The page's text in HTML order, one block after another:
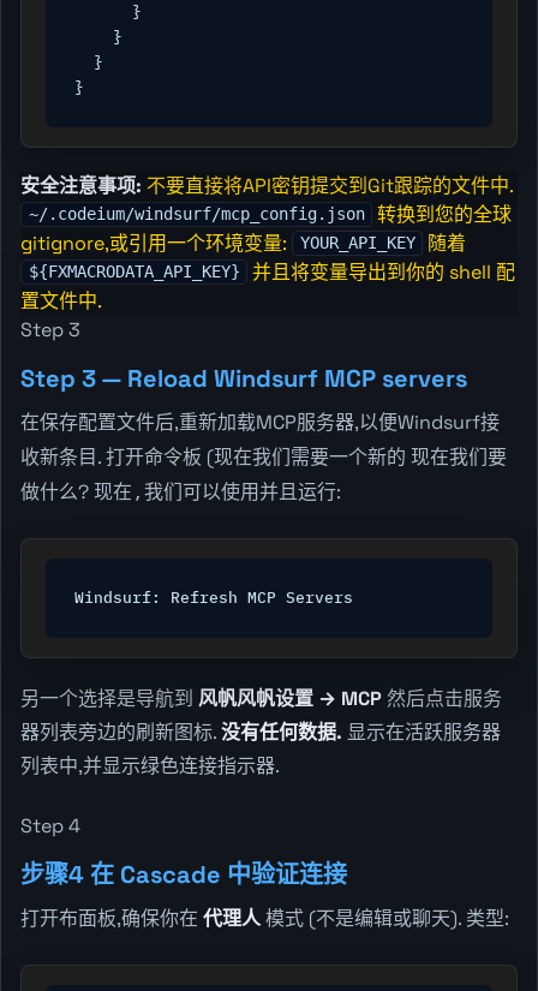
      }
    }
  }
}
安全注意事项: 不要直接将API密钥提交到Git跟踪的文件中.
~/.codeium/windsurf/mcp_config.json
转换到您的全球
gitignore,或引用一个环境变量:
YOUR_API_KEY 随着
${FXMACRODATA_API_KEY}
并且将变量导出到你的 shell 配
置文件中.
Step 3
Step 3 — Reload Windsurf MCP servers
在保存配置文件后,重新加载MCP服务器,以便Windsurf接
收新条目. 打开命令板 (现在我们需要一个新的 现在我们要
做什么? 现在,我们可以使用并且运行:
Windsurf: Refresh MCP Servers
另一个选择是导航到 风帆风帆设置 → MCP然后点击服务
器列表旁边的刷新图标.没有任何数据. 显示在活跃服务器
列表中,并显示绿色连接指示器.
Step 4
步骤4 在 Cascade 中验证连接
打开布面板,确保你在 代理人模式 (不是编辑或聊天). 类型: